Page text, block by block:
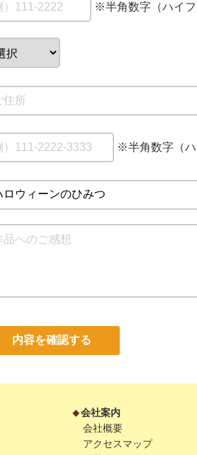
※半角数字（ハイ
※半角数字（
内容を確認する
会社案内
会社概要
アクセスマップ